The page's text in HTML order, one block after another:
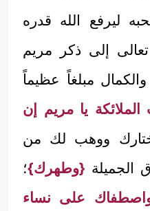
ليرفع الله قدره
إلى ذكر مريم
مبلغاً عظيماً
الملائكة يا مريم إن
ووهب لك من
الجميلة {وطهرك}؛
على نساء